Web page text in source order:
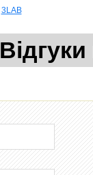
3LAB
Відгуки